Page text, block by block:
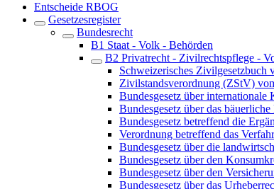
Entscheide RBOG
Gesetzesregister
Bundesrecht
B1 Staat - Volk - Behörden
B2 Privatrecht - Zivilrechtspflege -
Schweizerisches Zivilgesetzbuch
Zivilstandsverordnung (ZStV)
Bundesgesetz über
Bundesgesetz über das
Bundesgesetz betreffend die
Verordnung betreffend das
Bundesgesetz über die
Bundesgesetz über den
Bundesgesetz über den
Bundesgesetz über das